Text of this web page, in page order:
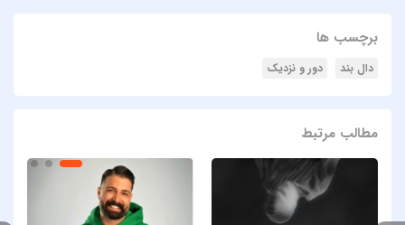
برچسب ها
دال بند دور و نزدیک
مطالب مرتبط